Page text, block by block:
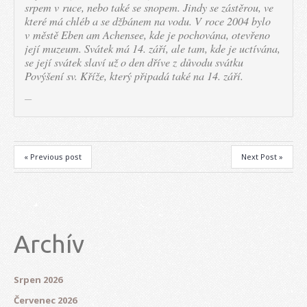
srpem v ruce, nebo také se snopem. Jindy se zástěrou, ve
které má chléb a se džbánem na vodu. V roce 2004 bylo
v městě Eben am Achensee, kde je pochována, otevřeno
její muzeum. Svátek má 14. září, ale tam, kde je uctívána,
se její svátek slaví už o den dříve z důvodu svátku
Povýšení sv. Kříže, který připadá také na 14. září.
« Previous post Next Post »
Archív
Srpen 2026
Červenec 2026